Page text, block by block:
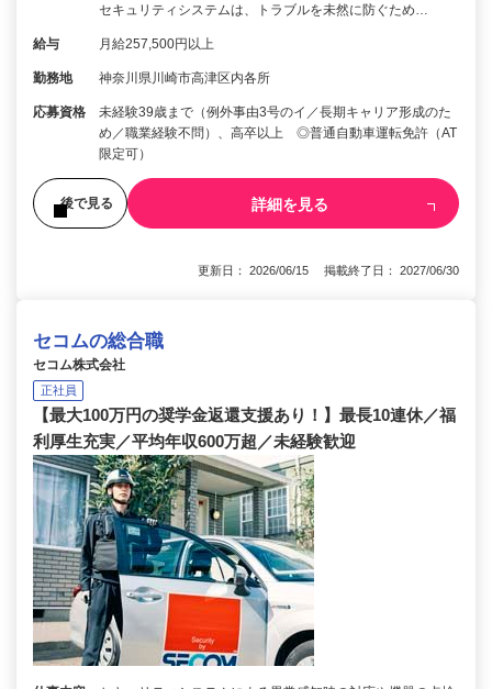
セキュリティシステムは、トラブルを未然に防ぐため…
給与 月給257,500円以上
勤務地 神奈川県川崎市高津区内各所
応募資格
未経験39歳まで（例外事由3号のイ／長期キャリア形成のた
め／職業経験不問）、高卒以上 ◎普通自動車運転免許（AT
限定可）
後で見る 詳細を見る
更新日： 2026/06/15 掲載終了日： 2027/06/30
セコムの総合職
セコム株式会社
正社員
【最大100万円の奨学金返還支援あり！】最長10連休／福
利厚生充実／平均年収600万超／未経験歓迎